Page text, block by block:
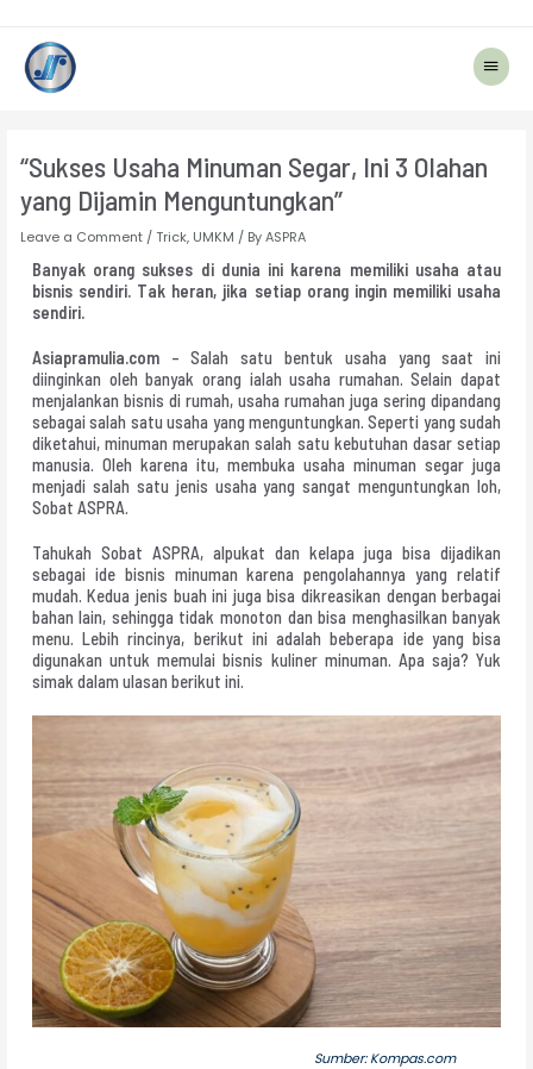
Main
Menu
“Sukses Usaha Minuman Segar, Ini 3 Olahan
yang Dijamin Menguntungkan”
Leave a Comment / Trick, UMKM / By ASPRA
Banyak orang sukses di dunia ini karena memiliki usaha atau
bisnis sendiri. Tak heran, jika setiap orang ingin memiliki usaha
sendiri.
Asiapramulia.com – Salah satu bentuk usaha yang saat ini
diinginkan oleh banyak orang ialah usaha rumahan. Selain dapat
menjalankan bisnis di rumah, usaha rumahan juga sering dipandang
sebagai salah satu usaha yang menguntungkan. Seperti yang sudah
diketahui, minuman merupakan salah satu kebutuhan dasar setiap
manusia. Oleh karena itu, membuka usaha minuman segar juga
menjadi salah satu jenis usaha yang sangat menguntungkan loh,
Sobat ASPRA.
Tahukah Sobat ASPRA, alpukat dan kelapa juga bisa dijadikan
sebagai ide bisnis minuman karena pengolahannya yang relatif
mudah. Kedua jenis buah ini juga bisa dikreasikan dengan berbagai
bahan lain, sehingga tidak monoton dan bisa menghasilkan banyak
menu. Lebih rincinya, berikut ini adalah beberapa ide yang bisa
digunakan untuk memulai bisnis kuliner minuman. Apa saja? Yuk
simak dalam ulasan berikut ini.
Sumber: Kompas.com